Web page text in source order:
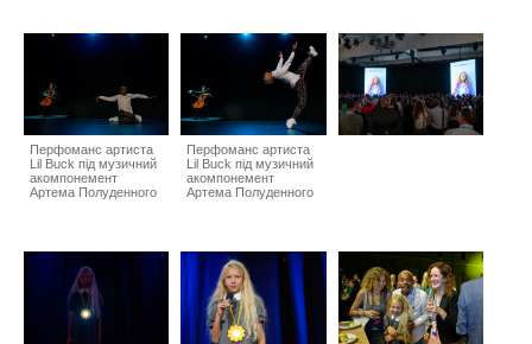
Перфоманс артиста
Lil Buck під музичний
акомпонемент
Артема Полуденного
Перфоманс артиста
Lil Buck під музичний
акомпонемент
Артема Полуденного